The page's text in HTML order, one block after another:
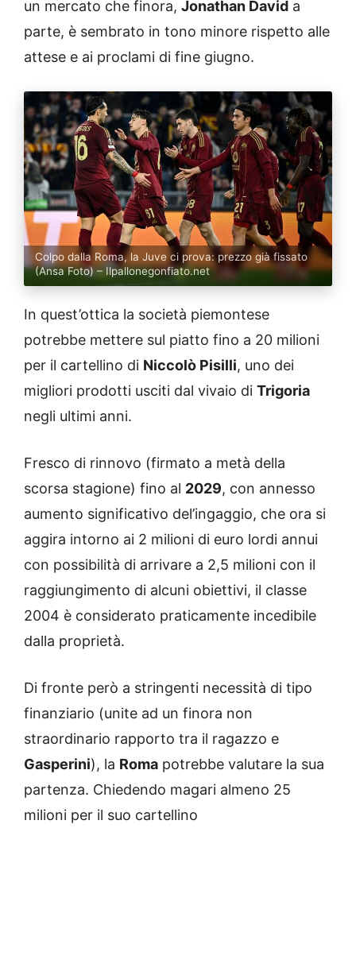
un mercato che finora, Jonathan David a
parte, è sembrato in tono minore rispetto alle
attese e ai proclami di fine giugno.
Colpo dalla Roma, la Juve ci prova: prezzo già fissato
(Ansa Foto) – Ilpallonegonfiato.net
In quest’ottica la società piemontese
potrebbe mettere sul piatto fino a 20 milioni
per il cartellino di Niccolò Pisilli, uno dei
migliori prodotti usciti dal vivaio di Trigoria
negli ultimi anni.
Fresco di rinnovo (firmato a metà della
scorsa stagione) fino al 2029, con annesso
aumento significativo del’ingaggio, che ora si
aggira intorno ai 2 milioni di euro lordi annui
con possibilità di arrivare a 2,5 milioni con il
raggiungimento di alcuni obiettivi, il classe
2004 è considerato praticamente incedibile
dalla proprietà.
Di fronte però a stringenti necessità di tipo
finanziario (unite ad un finora non
straordinario rapporto tra il ragazzo e
Gasperini), la Roma potrebbe valutare la sua
partenza. Chiedendo magari almeno 25
milioni per il suo cartellino